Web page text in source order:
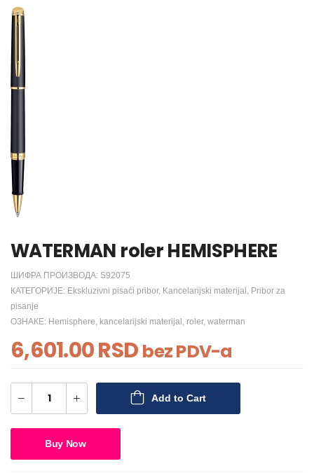
WATERMAN roler HEMISPHERE
ШИФРА ПРОИЗВОДА: S92075
КАТЕГОРИЈЕ: Ekskluzivni pisaći pribor, Kancelarijski materijal Pribor za
pisanje
ОЗНАКЕ: Hemisphere kancelarijski materijal roler, waterman
6,601.00RSD bez PDV-a
Add to Cart
Buy Now